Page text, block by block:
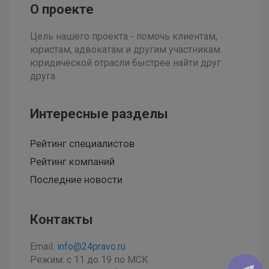
О проекте
Цель нашего проекта - помочь клиентам,
юристам, адвокатам и другим участникам
юридической отрасли быстрее найти друг
друга.
Интересные разделы
Рейтинг специалистов
Рейтинг компаний
Последние новости
Контакты
Email: info@24pravo.ru
Режим: с 11 до 19 по МСК